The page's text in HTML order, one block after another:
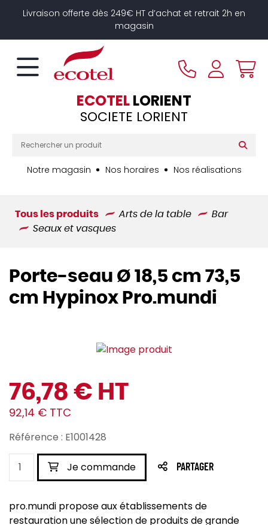
Livraison offerte dès 249€ HT d’achat et retrait 2h en
magasin
ECOTELLORIENT
SOCIETE LORIENT
Notre magasin Nos horaires Nos réalisations
Tous les produits Arts de la table
Bar
Seaux et vasques
Porte-seau Ø 18,5 cm 73,5
cm Hypinox Pro.mundi
76,78 € HT
92,14 € TTC
Référence : E1001428
Je commande PARTAGER
pro.mundi propose aux établissements de
restauration une sélection de produits de grande
Panneau de gestion des cookies